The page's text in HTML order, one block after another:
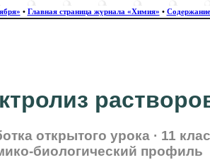
• Главная страница журнала «Химия» •
открытого урока · 11
биологический профиль